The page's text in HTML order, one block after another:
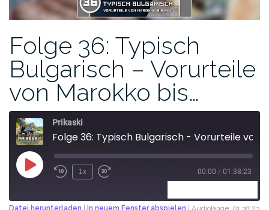
Folge 36: Typisch
Bulgarisch – Vorurteile
von Marokko bis…
Prikaski
1x 00:00 / 01:38:23